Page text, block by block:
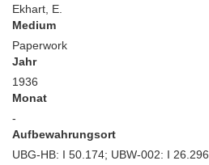
Ekhart, E.
Medium
Paperwork
Jahr
1936
Monat
-
Aufbewahrungsort
UBG-HB: I 50.174; UBW-002: I 26.296